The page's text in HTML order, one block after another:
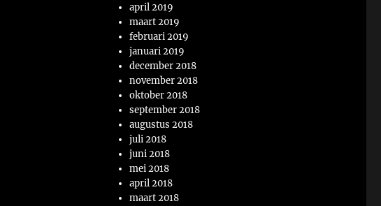
april 2019
maart 2019
februari 2019
januari 2019
december 2018
november 2018
oktober 2018
september 2018
augustus 2018
juli 2018
juni 2018
mei 2018
april 2018
maart 2018